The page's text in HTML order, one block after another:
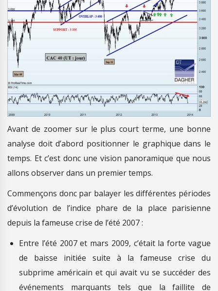
Avant de zoomer sur le plus court terme, une bonne
analyse doit d’abord positionner le graphique dans le
temps. Et c’est donc une vision panoramique que nous
allons observer dans un premier temps.
Commençons donc par balayer les différentes périodes
d’évolution de l’indice phare de la place parisienne
depuis la fameuse crise de l’été 2007 :
Entre l’été 2007 et mars 2009, c’était la forte vague
de baisse initiée suite à la fameuse crise du
subprime américain et qui avait vu se succéder des
événements marquants tels que la faillite de